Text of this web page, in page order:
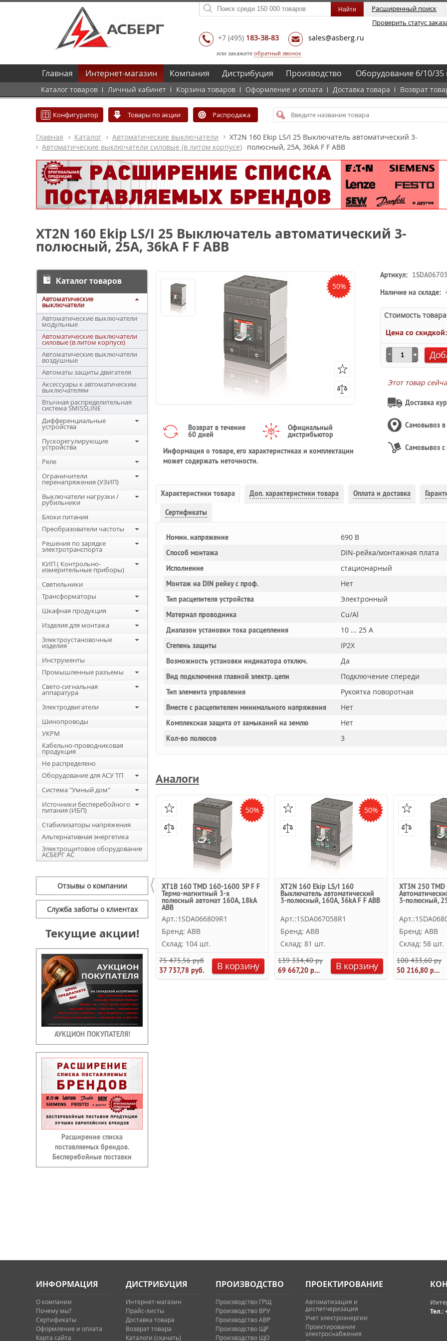
Расширенный поиск
Проверить статус
+7 (495) 183-38-83 sales@asberg.ru
или закажите обратный звонок
Главная Интернет-магазин
Каталог товаров Личный кабинет Корзина товаров Оформление и оплата Доставка товара Возврат
Компания Дистрибуция Производство Оборудование 6/10/35
Конфигуратор Товары по акции Распродажа
Главная Каталог
Автоматические выключатели
Автоматические выключатели силовые (в литом корпусе)
XT2N 160 Ekip LS/I 25 Выключатель автоматический 3-
полюсный, 25А, 36kA F F ABB
XT2N 160 Ekip LS/I 25 Выключатель автоматический 3-
полюсный, 25А, 36kA F F ABB
Каталог товаров
Автоматические
выключатели
Автоматические выключатели
модульные
Автоматические выключатели
силовые (в литом корпусе)
Автоматические выключатели
воздушные
Автоматы защиты двигателя
Аксессуары к автоматическим
выключателям
Втычная распределительная
система SMISSLINE
Дифференциальные
устройства
Пускорегулирующие
устройства
Реле
Ограничители
перенапряжения (УЗИП)
Выключатели нагрузки /
рубильники
Блоки питания
Преобразователи частоты
Решения по зарядке
электротранспорта
КИП ( Контрольно-
измерительные приборы)
Светильники
Трансформаторы
Шкафная продукция
Изделия для монтажа
Электроустановочные
изделия
Инструменты
Промышленные разъемы
Свето-сигнальная
аппаратура
Электродвигатели
Шинопроводы
УКРМ
Кабельно-проводниковая
продукция
Не распределено
Оборудование для АСУ ТП
Система "Умный дом"
Источники бесперебойного
питания (ИБП)
Стабилизаторы напряжения
Альтернативная энергетика
Электрощитовое оборудование
АСБЕРГ АС
Отзывы о компании
Служба заботы о клиентах
Текущие акции!
АУКЦИОН ПОКУПАТЕЛЯ!
Расширение списка
поставляемых брендов.
Бесперебойные поставки
50%
Возврат в течение
60 дней
Официальный
дистрибьютор
Информация о товаре, его характеристиках и комплектации
может содержать неточности.
Артикул:
Наличие на складе:
Стоимость
Цена со скидкой:
Этот товар
Доставка
Самовывоз в
Самовывоз с
Характеристики товара Доп. характеристики товара Оплата и доставка
Сертификаты
Номин. напряжение 690 В
Способ монтажа DIN-рейка/монтажная плата
Исполнение стационарный
Монтаж на DIN рейку с проф. Нет
Тип расцепителя устройства Электронный
Материал проводника Cu/Al
Диапазон установки тока расцепления 10 ... 25 А
Степень защиты IP2X
Возможность установки индикатора отключ. Да
Вид подключения главной электр. цепи Подключение спереди
Тип элемента управления Рукоятка поворотная
Вместе с расцепителем минимального напряжения Нет
Комплексная защита от замыканий на землю Нет
Кол-во полюсов 3
Аналоги
50%
XT1B 160 TMD 160-1600 3P F F
Термо-магнитный 3-х
полюсный автомат 160А, 18kA
ABB
Арт.:1SDA066809R1
Бренд: ABB
Склад: 104 шт.
75 475,56 руб.
37 737,78 руб.
В корзину
50%
XT2N 160 Ekip LS/I 160
Выключатель автоматический
3-полюсный, 160А, 36kA F F ABB
Арт.:1SDA067058R1
Бренд: ABB
Склад: 81 шт.
139 334,40 руб.
69 667,20 руб.
В корзину
XT3N 250
3-полюсный,
Бренд: ABB
Склад: 58 шт.
100 433,60 руб.
50 216,80 руб.
⟨
ИНФОРМАЦИЯ
О компании
Почему мы?
Сертификаты
Оформление и оплата
Карта сайта
ДИСТРИБУЦИЯ
Интернет-магазин
Прайс-листы
Доставка товара
Возврат товара
Каталоги (скачать)
ПРОИЗВОДСТВО
Производство ГРЩ
Производство ВРУ
Производство АВР
Производство ЩР
Производство ЩО
ПРОЕКТИРОВАНИЕ
Автоматизация и
диспетчеризация
Учет электроэнергии
Проектирование
электроснабжения
Тел.: